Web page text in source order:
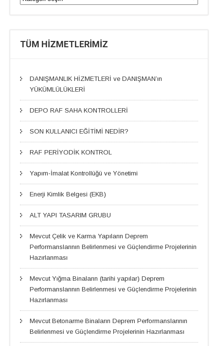
TÜM HİZMETLERİMİZ
DANIŞMANLIK HİZMETLERİ ve DANIŞMAN’ın
YÜKÜMLÜLÜKLERİ
DEPO RAF SAHA KONTROLLERİ
SON KULLANICI EĞİTİMİ NEDİR?
RAF PERİYODİK KONTROL
Yapım-İmalat Kontrollüğü ve Yönetimi
Enerji Kimlik Belgesi (EKB)
ALT YAPI TASARIM GRUBU
Mevcut Çelik ve Karma Yapıların Deprem
Performanslarının Belirlenmesi ve Güçlendirme Projelerinin
Hazırlanması
Mevcut Yığma Binaların (tarihi yapılar) Deprem
Performanslarının Belirlenmesi ve Güçlendirme Projelerinin
Hazırlanması
Mevcut Betonarme Binaların Deprem Performanslarının
Belirlenmesi ve Güçlendirme Projelerinin Hazırlanması